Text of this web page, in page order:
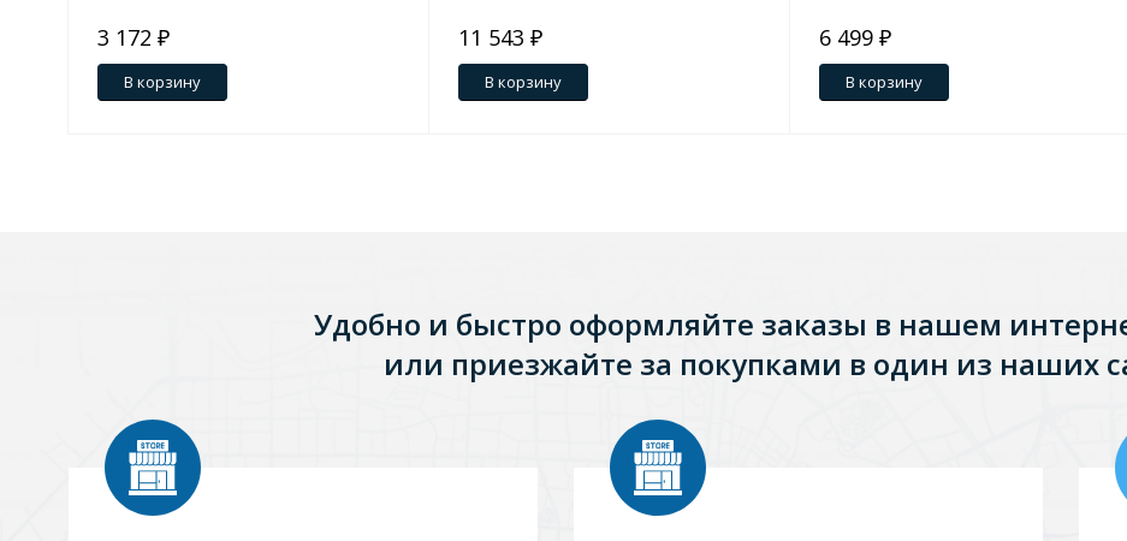
3 172 ₽
В корзину
11 543 ₽
В корзину
6 499 ₽
В корзину
Удобно и быстро оформляйте заказы в нашем
или приезжайте за покупками в один из наших